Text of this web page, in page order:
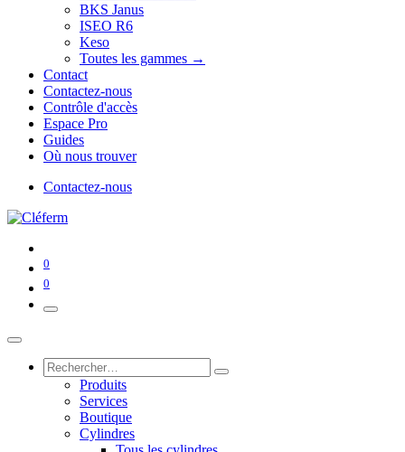
BKS Janus
ISEO R6
Keso
Toutes les gammes →
Contact
Contactez-nous
Contrôle d'accès
Espace Pro
Guides
Où nous trouver
Contactez-nous
0
0
Produits
Services
Boutique
Cylindres